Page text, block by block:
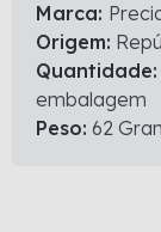
Marca:
Origem:
Quantidade:
embalagem
Peso: 62